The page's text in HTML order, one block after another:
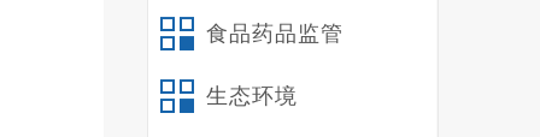
食品药品监管
生态环境